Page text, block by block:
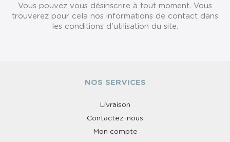
Vous pouvez vous désinscrire à tout moment. Vous
trouverez pour cela nos informations de contact dans
les conditions d'utilisation du site.
NOS SERVICES
Livraison
Contactez-nous
Mon compte